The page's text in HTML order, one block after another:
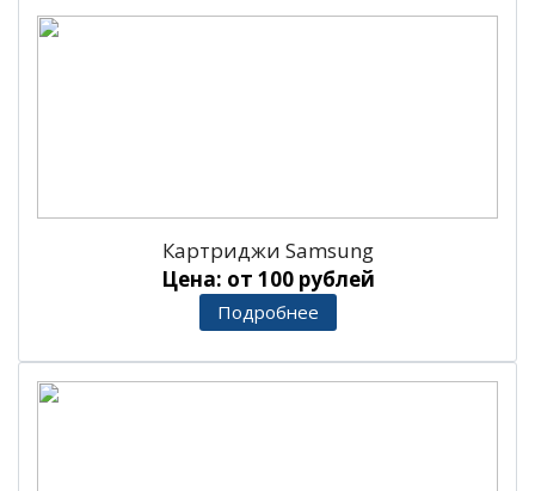
Картриджи Samsung
Цена: от 100 рублей
Подробнее